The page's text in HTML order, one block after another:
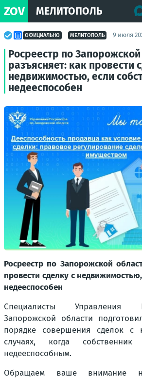
ZOV МЕЛИТОПОЛЬ
ОФИЦИАЛЬНО МЕЛИТОПОЛЬ 9 июля
Росреестр по
разъясняет: как провести
недвижимостью, если
недееспособен
Росреестр по Запорожской
провести сделку с
недееспособен
Специалисты Управления
Запорожской области
порядке совершения сделок с
случаях, когда
недееспособным.
Обращаем ваше внимание